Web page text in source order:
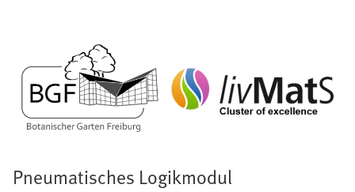
Pneumatisches Logikmodul